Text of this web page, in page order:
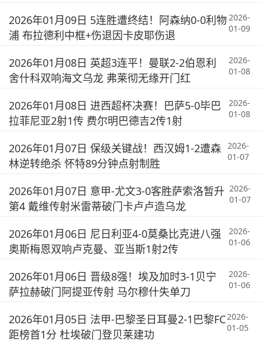
2026年01月09日 5连胜遭终结！阿森纳0-0利物
浦 布拉德利中框+伤退因卡皮耶伤退
2026-
01-09
2026年01月08日 英超3连平！曼联2-2伯恩利
舍什科双响海文乌龙 弗莱彻无缘开门红
2026-
01-08
2026年01月08日 进西超杯决赛！巴萨5-0毕巴
拉菲尼亚2射1传 费尔明巴德吉2传1射
2026-
01-08
2026年01月07日 保级关键战！西汉姆1-2遭森
林逆转绝杀 怀特89分钟点射制胜
2026-
01-07
2026年01月07日 意甲-尤文3-0客胜萨索洛暂升
第4 戴维传射米雷蒂破门卡卢卢造乌龙
2026-
01-07
2026年01月06日 尼日利亚4-0莫桑比克进八强
奥斯梅恩双响卢克曼、亚当斯1射2传
2026-
01-06
2026年01月06日 晋级8强！埃及加时3-1贝宁
萨拉赫破门阿提亚传射 马尔穆什失单刀
2026-
01-06
2026年01月05日 法甲-巴黎圣日耳曼2-1巴黎FC
距榜首1分 杜埃破门登贝莱建功
2026-
01-05